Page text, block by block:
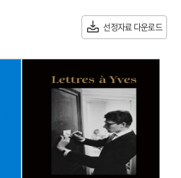
선정자료 다운로드